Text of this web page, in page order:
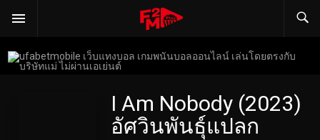
I Am Nobody (2023)
อัศวินพันธุ์แปลก